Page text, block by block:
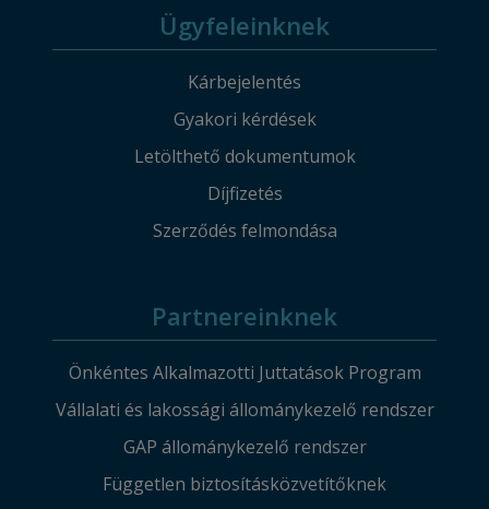
Ügyfeleinknek
Kárbejelentés
Gyakori kérdések
Letölthető dokumentumok
Díjfizetés
Szerződés felmondása
Partnereinknek
Önkéntes Alkalmazotti Juttatások Program
Vállalati és lakossági állománykezelő rendszer
GAP állománykezelő rendszer
Független biztosításközvetítőknek